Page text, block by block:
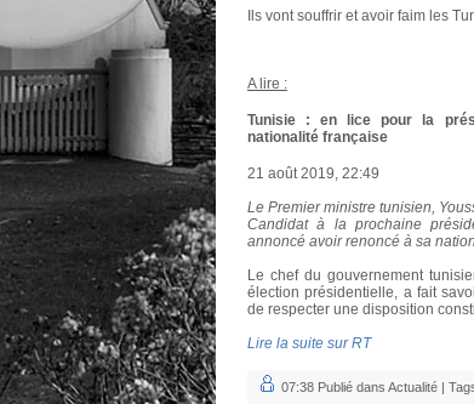
Ils vont souffrir et avoir faim les
A lire :
Tunisie : en lice pour la
nationalité française
21 août 2019, 22:49
Le Premier ministre tunisien,
Candidat à la prochaine
annoncé avoir renoncé à sa
Le chef du gouvernement
élection présidentielle, a fait
de respecter une disposition
Lire la suite sur RT
07:38 Publié dans Actualité |